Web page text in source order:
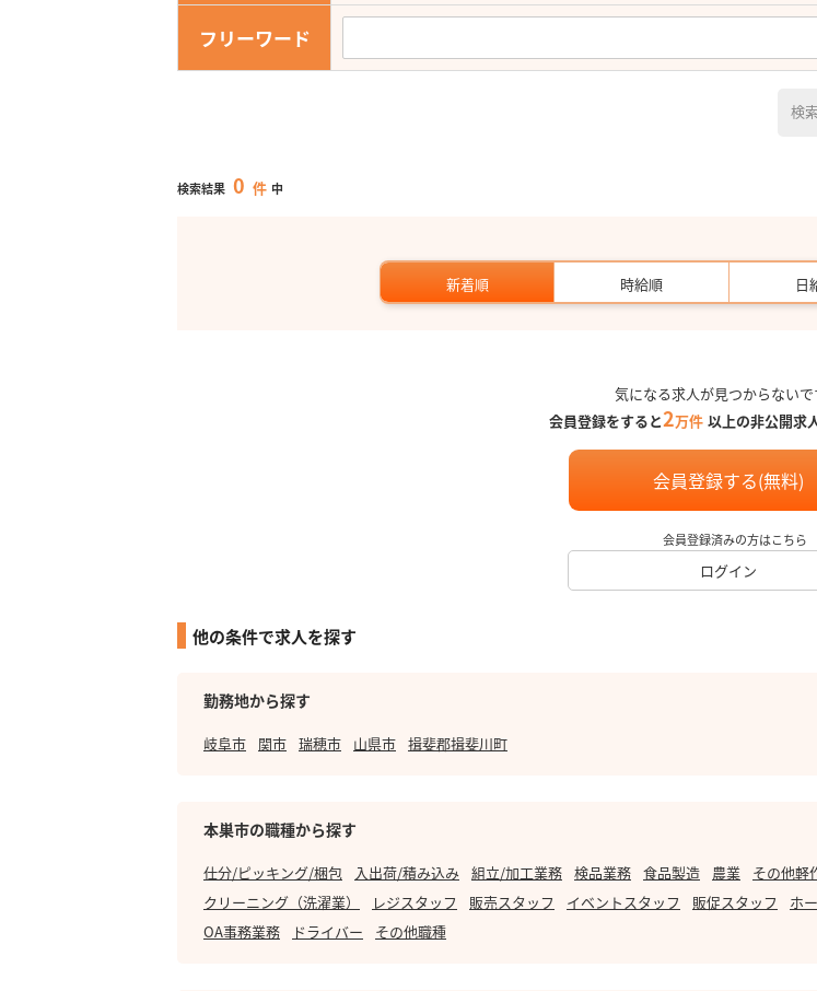
フリーワード
検
検索結果 0 件 中
新着順 時給順 日
気になる求人が見つからないで
会員登録をすると2万件 以上の非公開求
会員登録する(無料)
会員登録済みの方はこちら
ログイン
他の条件で求人を探す
勤務地から探す
岐阜市 関市 瑞穂市 山県市 揖斐郡揖斐川町
本巣市の職種から探す
仕分/ピッキング/梱包 入出荷/積み込み 組立/加工業務 検品業務 食品製造 農業 その他軽
クリーニング（洗濯業）
レジスタッフ 販売スタッフ イベントスタッフ 販促スタッフ ホ
OA事務業務
ドライバー その他職種